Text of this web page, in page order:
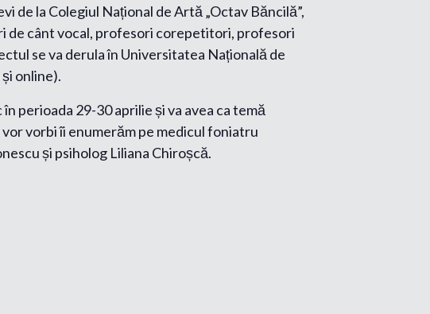
de la Colegiul Național de Artă „Octav Băncilă”,
de cânt vocal, profesori corepetitori, profesori
se va derula în Universitatea Națională de
online).
perioada 29-30 aprilie și va avea ca temă
vorbi îi enumerăm pe medicul foniatru
și psiholog Liliana Chiroșcă.